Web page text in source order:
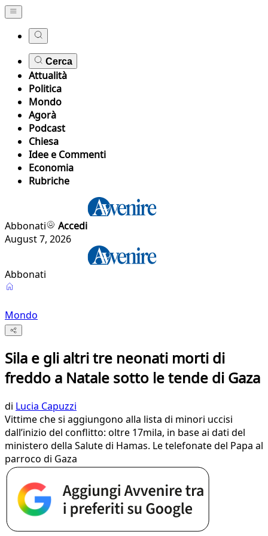
Cerca
Attualità
Politica
Mondo
Agorà
Podcast
Chiesa
Idee e Commenti
Economia
Rubriche
Abbonati
Accedi
August 7, 2026
Abbonati
Mondo
Sila e gli altri tre neonati morti di
freddo a Natale sotto le tende di Gaza
di Lucia Capuzzi
Vittime che si aggiungono alla lista di minori uccisi
dall’inizio del conflitto: oltre 17mila, in base ai dati del
ministero della Salute di Hamas. Le telefonate del Papa al
parroco di Gaza